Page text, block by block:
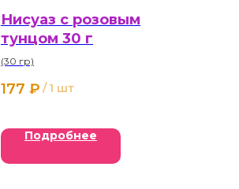
Нисуаз с розовым
тунцом 30 г
(30 гр)
177 ₽ / 1 шт
Подробнее